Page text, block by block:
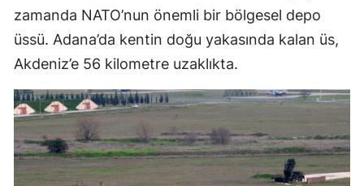
zamanda NATO’nun önemli bir bölgesel depo
üssü. Adana’da kentin doğu yakasında kalan üs,
Akdeniz’e 56 kilometre uzaklıkta.